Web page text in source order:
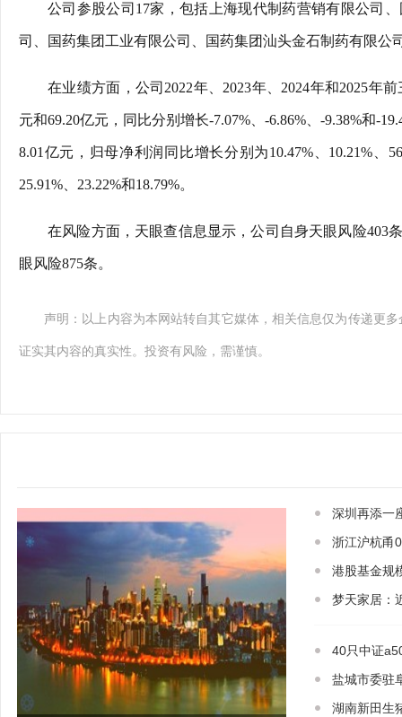
公司参股公司17家，包括上海现代制药营销有限公司
司、国药集团工业有限公司、国药集团汕头金石制药有限公
在业绩方面，公司2022年、2023年、2024年和2025年
元和69.20亿元，同比分别增长-7.07%、-6.86%、-9.38%和-
8.01亿元，归母净利润同比增长分别为10.47%、10.21%、
25.91%、23.22%和18.79%。
在风险方面，天眼查信息显示，公司自身天眼风险403
眼风险875条。
声明：以上内容为本网站转自其它媒体，相关信息仅为传递更
证实其内容的真实性。投资有风险，需谨慎。
深圳再添一
浙江沪杭甬
港股基金规
梦天家居：
40只中证
盐城市委驻
湖南新田生